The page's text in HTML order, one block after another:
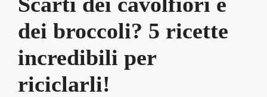
dei broccoli? 5 ricette
incredibili per
riciclarli!